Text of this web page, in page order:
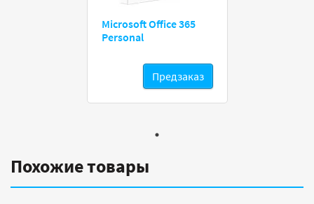
Microsoft Office 365
Personal
Предзаказ
Похожие товары